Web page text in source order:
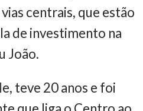
centrais, que estão
de investimento na
João.
teve 20 anos e foi